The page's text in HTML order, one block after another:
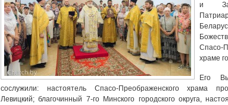
и
Спасо-
храме
Его
сослужили: настоятель Спасо-Преображенского храма
Левицкий; благочинный 7-го Минского городского округа,